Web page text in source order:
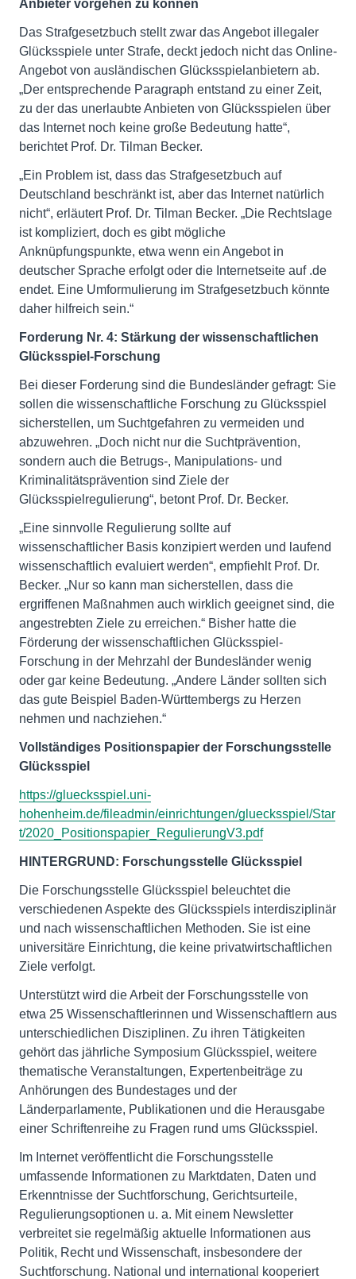
Anbieter vorgehen zu können
Das Strafgesetzbuch stellt zwar das Angebot illegaler
Glücksspiele unter Strafe, deckt jedoch nicht das Online-
Angebot von ausländischen Glücksspielanbietern ab.
„Der entsprechende Paragraph entstand zu einer Zeit,
zu der das unerlaubte Anbieten von Glücksspielen über
das Internet noch keine große Bedeutung hatte“,
berichtet Prof. Dr. Tilman Becker.
„Ein Problem ist, dass das Strafgesetzbuch auf
Deutschland beschränkt ist, aber das Internet natürlich
nicht“, erläutert Prof. Dr. Tilman Becker. „Die Rechtslage
ist kompliziert, doch es gibt mögliche
Anknüpfungspunkte, etwa wenn ein Angebot in
deutscher Sprache erfolgt oder die Internetseite auf .de
endet. Eine Umformulierung im Strafgesetzbuch könnte
daher hilfreich sein.“
Forderung Nr. 4: Stärkung der wissenschaftlichen
Glücksspiel-Forschung
Bei dieser Forderung sind die Bundesländer gefragt: Sie
sollen die wissenschaftliche Forschung zu Glücksspiel
sicherstellen, um Suchtgefahren zu vermeiden und
abzuwehren. „Doch nicht nur die Suchtprävention,
sondern auch die Betrugs-, Manipulations- und
Kriminalitätsprävention sind Ziele der
Glücksspielregulierung“, betont Prof. Dr. Becker.
„Eine sinnvolle Regulierung sollte auf
wissenschaftlicher Basis konzipiert werden und laufend
wissenschaftlich evaluiert werden“, empfiehlt Prof. Dr.
Becker. „Nur so kann man sicherstellen, dass die
ergriffenen Maßnahmen auch wirklich geeignet sind, die
angestrebten Ziele zu erreichen.“ Bisher hatte die
Förderung der wissenschaftlichen Glücksspiel-
Forschung in der Mehrzahl der Bundesländer wenig
oder gar keine Bedeutung. „Andere Länder sollten sich
das gute Beispiel Baden-Württembergs zu Herzen
nehmen und nachziehen.“
Vollständiges Positionspapier der Forschungsstelle
Glücksspiel
https://gluecksspiel.uni-
hohenheim.de/fileadmin/einrichtungen/gluecksspiel/Star
t/2020_Positionspapier_RegulierungV3.pdf
HINTERGRUND: Forschungsstelle Glücksspiel
Die Forschungsstelle Glücksspiel beleuchtet die
verschiedenen Aspekte des Glücksspiels interdisziplinär
und nach wissenschaftlichen Methoden. Sie ist eine
universitäre Einrichtung, die keine privatwirtschaftlichen
Ziele verfolgt.
Unterstützt wird die Arbeit der Forschungsstelle von
etwa 25 Wissenschaftlerinnen und Wissenschaftlern aus
unterschiedlichen Disziplinen. Zu ihren Tätigkeiten
gehört das jährliche Symposium Glücksspiel, weitere
thematische Veranstaltungen, Expertenbeiträge zu
Anhörungen des Bundestages und der
Länderparlamente, Publikationen und die Herausgabe
einer Schriftenreihe zu Fragen rund ums Glücksspiel.
Im Internet veröffentlicht die Forschungsstelle
umfassende Informationen zu Marktdaten, Daten und
Erkenntnisse der Suchtforschung, Gerichtsurteile,
Regulierungsoptionen u. a. Mit einem Newsletter
verbreitet sie regelmäßig aktuelle Informationen aus
Politik, Recht und Wissenschaft, insbesondere der
Suchtforschung. National und international kooperiert